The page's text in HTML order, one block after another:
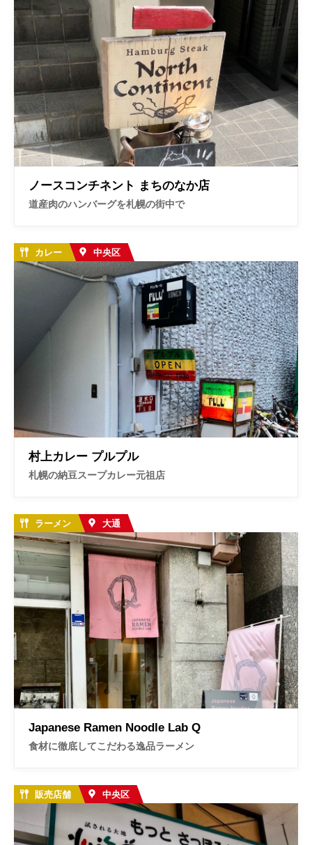
ノースコンチネント まちのなか店
道産肉のハンバーグを札幌の街中で
カレー 中央区
村上カレー プルプル
札幌の納豆スープカレー元祖店
ラーメン 大通
Japanese Ramen Noodle Lab Q
食材に徹底してこだわる逸品ラーメン
販売店舗 中央区